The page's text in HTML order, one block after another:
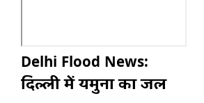
Delhi Flood News:
दिल्ली में यमुना का जल